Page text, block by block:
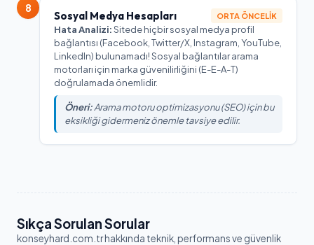
8
Sosyal Medya Hesapları ORTA ÖNCELIK
Hata Analizi:Sitede hiçbir sosyal medya profil
bağlantısı (Facebook, Twitter/X, Instagram, YouTube,
LinkedIn) bulunamadı! Sosyal bağlantılar arama
motorları için marka güvenilirliğini (E-E-A-T)
doğrulamada önemlidir.
Öneri:Arama motoru optimizasyonu (SEO) için bu
eksikliği gidermeniz önemle tavsiye edilir.
Sıkça Sorulan Sorular
konseyhard.com.trhakkında teknik, performans ve güvenlik